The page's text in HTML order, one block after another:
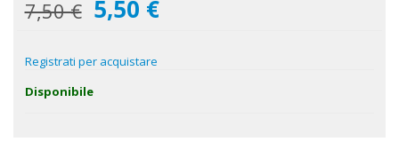
7,50 €
Prezzo
speciale
5,50 €
Registrati per acquistare
Disponibile